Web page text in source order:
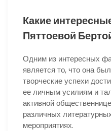
Какие
Пяттоевой
Одним из интересных
является то, что она
творческие успехи
ее личным усилиям и
активной
различных
мероприятиях.